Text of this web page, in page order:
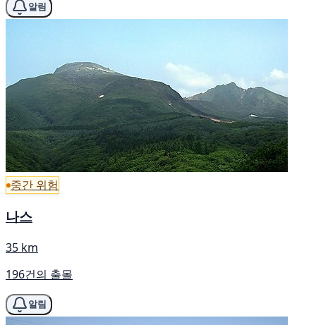
알림
중간 위험
나스
35 km
196건의 출몰
알림